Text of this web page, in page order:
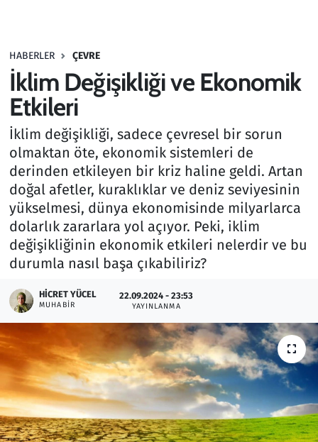
HABERLER ÇEVRE
İklim Değişikliği ve Ekonomik
Etkileri
İklim değişikliği, sadece çevresel bir sorun
olmaktan öte, ekonomik sistemleri de
derinden etkileyen bir kriz haline geldi. Artan
doğal afetler, kuraklıklar ve deniz seviyesinin
yükselmesi, dünya ekonomisinde milyarlarca
dolarlık zararlara yol açıyor. Peki, iklim
değişikliğinin ekonomik etkileri nelerdir ve bu
durumla nasıl başa çıkabiliriz?
HICRET YÜCEL
MUHABIR
22.09.2024 - 23:53
YAYINLANMA
Haber
Kültür Sanat
Kurumsal Haberler
Lezzet Durağı
Memur ve Kamu
Otomobil
Resmi İlanlar
Rüya Tabirleri
Sağlık